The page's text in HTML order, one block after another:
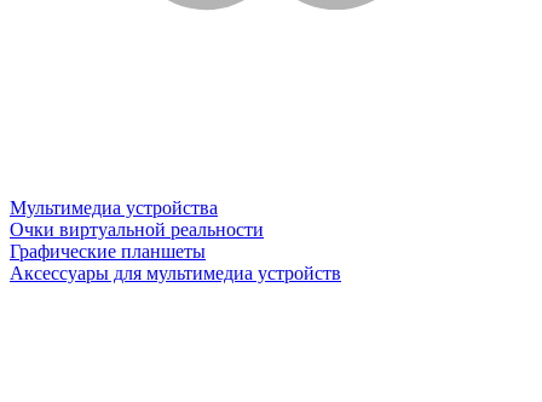
Мультимедиа устройства
Очки виртуальной реальности
Графические планшеты
Аксессуары для мультимедиа устройств